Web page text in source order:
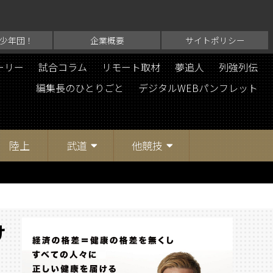
年団！ 企業概要 サイトポリシー
リー 試合コラム リモート取材 夢追人
列強列伝
編集長のひとりごと
デジタルWEBパンフレット
陸上 武道 他競技